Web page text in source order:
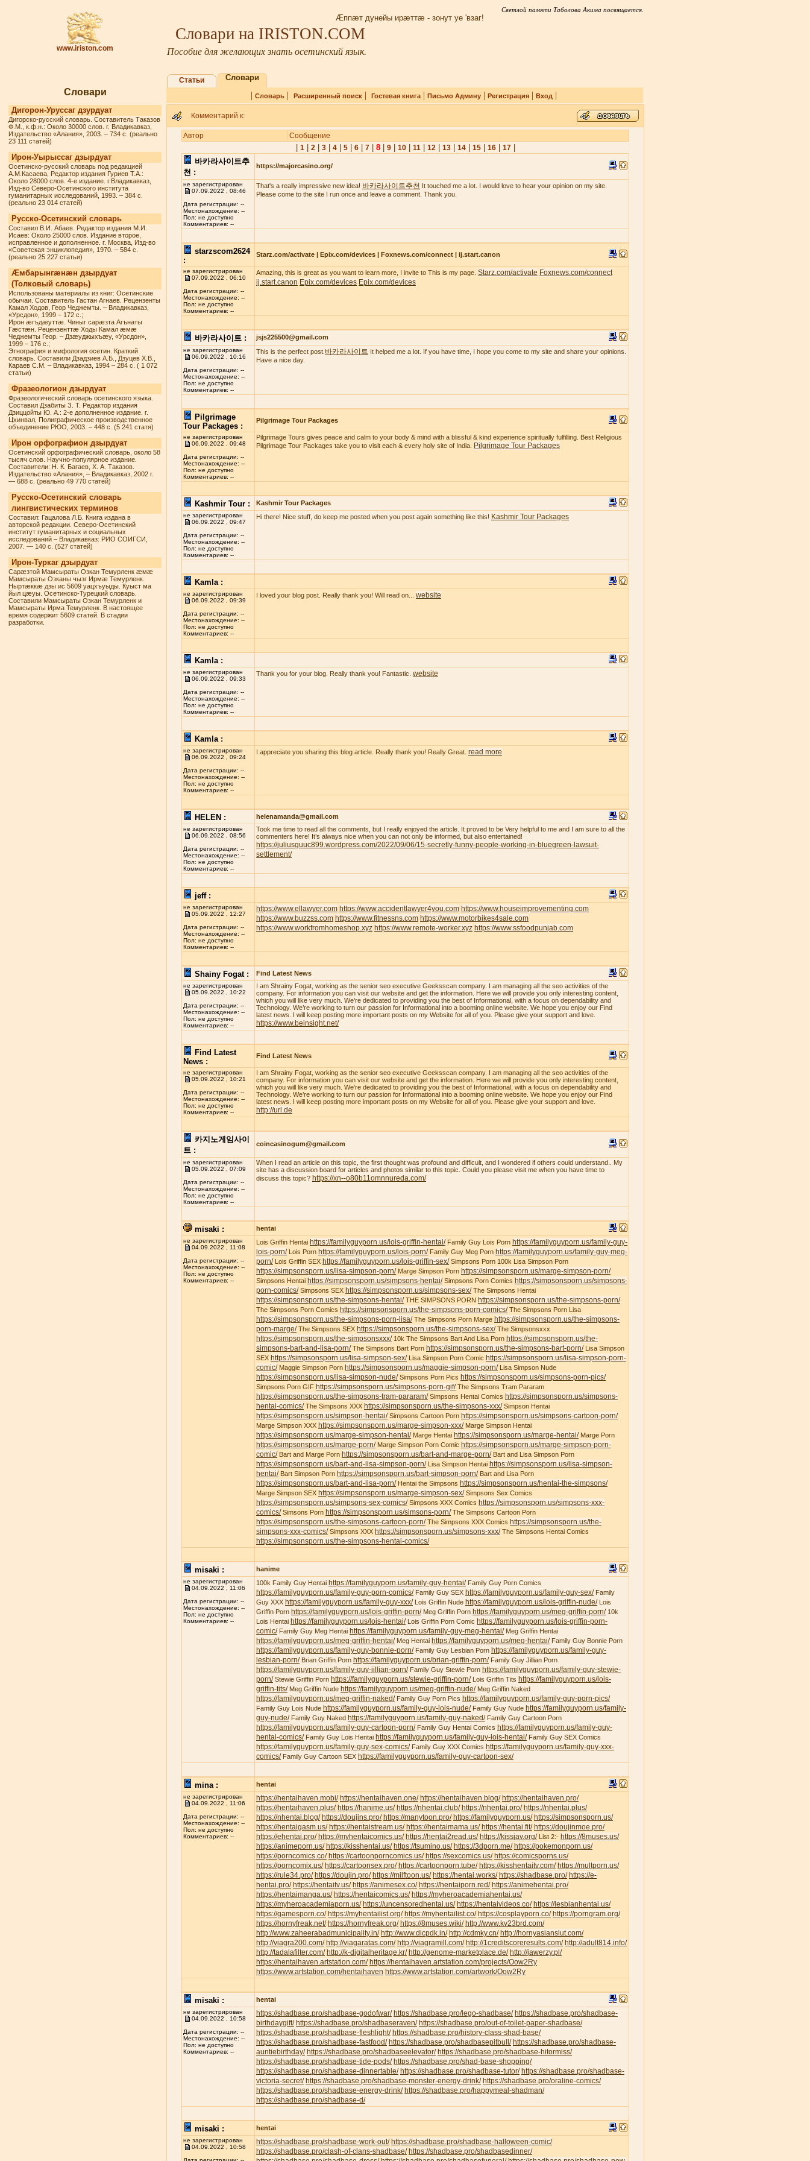
www.iriston.com
Светлой памяти Таболова Акима посвящается.
Æппæт дунейы ирæттæ - зонут уе 'взаг!
Словари на IRISTON.COM
Пособие для желающих знать осетинский язык.
Словари
Дигорон-Уруссаг дзурдуат
Дигорско-русский словарь. Составитель Таказов
Ф.М., к.ф.н.: Около 30000 слов. г. Владикавказ,
Издательство «Алания», 2003. – 734 с. (реально
23 111 статей)
Ирон-Уырыссаг дзырдуат
Осетинско-русский словарь под редакцией
А.М.Касаева, Редактор издания Гуриев Т.А.:
Около 28000 слов. 4-е издание. г.Владикавказ,
Изд-во Северо-Осетинского института
гуманитарных исследований, 1993. – 384 с.
(реально 23 014 статей)
Русско-Осетинский словарь
Составил В.И. Абаев. Редактор издания М.И.
Исаев: Около 25000 слов. Издание второе,
исправленное и дополненное. г. Москва, Изд-во
«Советская энциклопедия», 1970. – 584 с.
(реально 25 227 статьи)
Æмбарынгæнæн дзырдуат
(Толковый словарь)
Использованы материалы из книг: Осетинские
обычаи. Составитель Гастан Агнаев. Рецензенты
Камал Ходов, Геор Чеджемты. – Владикавказ,
«Урсдон», 1999 – 172 с.;
Ирон æгъдæуттæ. Чиныг сарæзта Агънаты
Гæстæн. Рецензенттæ Ходы Камал æмæ
Чеджемты Геор. – Дзæуджыхъæу, «Урсдон»,
1999 – 176 с.;
Этнография и мифология осетин. Краткий
словарь. Составили Дзадзиев А.Б., Дзуцев Х.В.,
Караев С.М. – Владикавказ, 1994 – 284 с. ( 1 072
статьи)
Фразеологион дзырдуат
Фразеологический словарь осетинского языка.
Составил Дзабиты З. Т. Редактор издания
Дзиццойты Ю. А.: 2-е дополненное издание. г.
Цхинвал, Полиграфическое производственное
объединение РЮО, 2003. – 448 с. (5 241 статя)
Ирон орфографион дзырдуат
Осетинский орфографический словарь, около 58
тысяч слов. Научно-популярное издание.
Составители: Н. К. Багаев, Х. А. Таказов.
Издательство «Алания», – Владикавказ, 2002 г.
— 688 с. (реально 49 770 статей)
Русско-Осетинский словарь
лингвистических терминов
Составил: Гацалова Л.Б. Книга издана в
авторской редакции. Северо-Осетинский
институт гуманитарных и социальных
исследований – Владикавказ: РИО СОИГСИ,
2007. — 140 с. (527 статей)
Ирон-Туркаг дзырдуат
Сарæзтой Мамсыраты Озкан Темурленк æмæ
Мамсыраты Озканы чызг Ирмæ Темурленк.
Ныртæккæ дзы ис 5609 уацхъуыды. Куыст ма
йыл цæуы. Осетинско-Турецкий словарь.
Составили Мамсыраты Озкан Темурленк и
Мамсыраты Ирма Темурленк. В настоящее
время содержит 5609 статей. В стадии
разработки.
Статьи Словари
| Словарь| Расширенный поиск| Гостевая книга| Письмо Админу| Регистрация| Вход |
Комментарий к:
Автор Сообщение
1| 2| 3| 4| 5| 6| 7| 8| 9| 10| 11| 12| 13| 14| 15| 16| 17|
바카라사이트추
천 :
https://majorcasino.org/
не зарегистрирован
07.09.2022 , 08:46
Дата регистрации: --
Местонахождение: --
Пол: не доступно
Комментариев: --
That's a really impressive new idea! 바카라사이트추천 It touched me a lot. I would love to hear your opinion on my site.
Please come to the site I run once and leave a comment. Thank you.
starzscom2624
:
Starz.com/activate | Epix.com/devices | Foxnews.com/connect | ij.start.canon
не зарегистрирован
07.09.2022 , 06:10
Дата регистрации: --
Местонахождение: --
Пол: не доступно
Комментариев: --
Amazing, this is great as you want to learn more, I invite to This is my page. Starz.com/activate Foxnews.com/connect
ij.start.canon Epix.com/devices Epix.com/devices
바카라사이트 : jsjs225500@gmail.com
не зарегистрирован
06.09.2022 , 10:16
Дата регистрации: --
Местонахождение: --
Пол: не доступно
Комментариев: --
This is the perfect post. 바카라사이트 It helped me a lot. If you have time, I hope you come to my site and share your opinions.
Have a nice day.
Pilgrimage
Tour Packages :
Pilgrimage Tour Packages
не зарегистрирован
06.09.2022 , 09:48
Дата регистрации: --
Местонахождение: --
Пол: не доступно
Комментариев: --
Pilgrimage Tours gives peace and calm to your body & mind with a blissful & kind experience spiritually fulfilling. Best Religious
Pilgrimage Tour Packages take you to visit each & every holy site of India.
Pilgrimage Tour Packages
Kashmir Tour : Kashmir Tour Packages
не зарегистрирован
06.09.2022 , 09:47
Дата регистрации: --
Местонахождение: --
Пол: не доступно
Комментариев: --
Hi there! Nice stuff, do keep me posted when you post again something like this! Kashmir Tour Packages
Kamla :
не зарегистрирован
06.09.2022 , 09:39
Дата регистрации: --
Местонахождение: --
Пол: не доступно
Комментариев: --
I loved your blog post. Really thank you! Will read on... website
Kamla :
не зарегистрирован
06.09.2022 , 09:33
Дата регистрации: --
Местонахождение: --
Пол: не доступно
Комментариев: --
Thank you for your blog. Really thank you! Fantastic. website
Kamla :
не зарегистрирован
06.09.2022 , 09:24
Дата регистрации: --
Местонахождение: --
Пол: не доступно
Комментариев: --
I appreciate you sharing this blog article. Really thank you! Really Great. read more
HELEN : helenamanda@gmail.com
не зарегистрирован
06.09.2022 , 08:56
Дата регистрации: --
Местонахождение: --
Пол: не доступно
Комментариев: --
Took me time to read all the comments, but I really enjoyed the article. It proved to be Very helpful to me and I am sure to all the
commenters here! It’s always nice when you can not only be informed, but also entertained!
https://juliusguuc899.wordpress.com/2022/09/06/15-secretly-funny-people-working-in-bluegreen-lawsuit-
settlement/
jeff :
не зарегистрирован
05.09.2022 , 12:27
Дата регистрации: --
Местонахождение: --
Пол: не доступно
Комментариев: --
https://www.ellawyer.com https://www.accidentlawyer4you.com https://www.houseimprovementing.com
https://www.buzzss.com https://www.fitnessns.com https://www.motorbikes4sale.com
https://www.workfromhomeshop.xyz https://www.remote-worker.xyz https://www.ssfoodpunjab.com
Shainy Fogat : Find Latest News
не зарегистрирован
05.09.2022 , 10:22
Дата регистрации: --
Местонахождение: --
Пол: не доступно
Комментариев: --
I am Shrainy Fogat, working as the senior seo executive Geeksscan company. I am managing all the seo activities of the
company. For information you can visit our website and get the information. Here we will provide you only interesting content,
which you will like very much. We’re dedicated to providing you the best of Informational, with a focus on dependability and
Technology. We’re working to turn our passion for Informational into a booming online website. We hope you enjoy our Find
latest news. I will keep posting more important posts on my Website for all of you. Please give your support and love.
https://www.beinsight.net/
Find Latest
News :
Find Latest News
не зарегистрирован
05.09.2022 , 10:21
Дата регистрации: --
Местонахождение: --
Пол: не доступно
Комментариев: --
I am Shrainy Fogat, working as the senior seo executive Geeksscan company. I am managing all the seo activities of the
company. For information you can visit our website and get the information. Here we will provide you only interesting content,
which you will like very much. We’re dedicated to providing you the best of Informational, with a focus on dependability and
Technology. We’re working to turn our passion for Informational into a booming online website. We hope you enjoy our Find
latest news. I will keep posting more important posts on my Website for all of you. Please give your support and love.
http://url.de
카지노게임사이
트 :
coincasinogum@gmail.com
не зарегистрирован
05.09.2022 , 07:09
Дата регистрации: --
Местонахождение: --
Пол: не доступно
Комментариев: --
When I read an article on this topic, the first thought was profound and difficult, and I wondered if others could understand.. My
site has a discussion board for articles and photos similar to this topic. Could you please visit me when you have time to
discuss this topic? https://xn--o80b11omnnureda.com/
misaki : hentai
не зарегистрирован
04.09.2022 , 11:08
Дата регистрации: --
Местонахождение: --
Пол: не доступно
Комментариев: --
Lois Griffin Hentai https://familyguyporn.us/lois-griffin-hentai/Family Guy Lois Porn https://familyguyporn.us/family-guy-
lois-porn/Lois Porn https://familyguyporn.us/lois-porn/Family Guy Meg Porn https://familyguyporn.us/family-guy-meg-
porn/Lois Griffin SEX https://familyguyporn.us/lois-griffin-sex/Simpsons Porn 100k Lisa Simpson Porn
https://simpsonsporn.us/lisa-simpson-porn/Marge Simpson Porn https://simpsonsporn.us/marge-simpson-porn/
Simpsons Hentai https://simpsonsporn.us/simpsons-hentai/Simpsons Porn Comics https://simpsonsporn.us/simpsons-
porn-comics/Simpsons SEX https://simpsonsporn.us/simpsons-sex/The Simpsons Hentai
https://simpsonsporn.us/the-simpsons-hentai/THE SIMPSONS PORN https://simpsonsporn.us/the-simpsons-porn/
The Simpsons Porn Comics https://simpsonsporn.us/the-simpsons-porn-comics/The Simpsons Porn Lisa
https://simpsonsporn.us/the-simpsons-porn-lisa/The Simpsons Porn Marge https://simpsonsporn.us/the-simpsons-
porn-marge/The Simpsons SEX https://simpsonsporn.us/the-simpsons-sex/The Simpsonsxxx
https://simpsonsporn.us/the-simpsonsxxx/10k The Simpsons Bart And Lisa Porn https://simpsonsporn.us/the-
simpsons-bart-and-lisa-porn/The Simpsons Bart Porn https://simpsonsporn.us/the-simpsons-bart-porn/Lisa Simpson
SEX https://simpsonsporn.us/lisa-simpson-sex/Lisa Simpson Porn Comic https://simpsonsporn.us/lisa-simpson-porn-
comic/Maggie Simpson Porn https://simpsonsporn.us/maggie-simpson-porn/Lisa Simpson Nude
https://simpsonsporn.us/lisa-simpson-nude/Simpsons Porn Pics https://simpsonsporn.us/simpsons-porn-pics/
Simpsons Porn GIF https://simpsonsporn.us/simpsons-porn-gif/The Simpsons Tram Pararam
https://simpsonsporn.us/the-simpsons-tram-pararam/Simpsons Hentai Comics https://simpsonsporn.us/simpsons-
hentai-comics/The Simpsons XXX https://simpsonsporn.us/the-simpsons-xxx/Simpson Hentai
https://simpsonsporn.us/simpson-hentai/Simpsons Cartoon Porn https://simpsonsporn.us/simpsons-cartoon-porn/
Marge Simpson XXX https://simpsonsporn.us/marge-simpson-xxx/Marge Simpson Hentai
https://simpsonsporn.us/marge-simpson-hentai/Marge Hentai https://simpsonsporn.us/marge-hentai/Marge Porn
https://simpsonsporn.us/marge-porn/Marge Simpson Porn Comic https://simpsonsporn.us/marge-simpson-porn-
comic/Bart and Marge Porn https://simpsonsporn.us/bart-and-marge-porn/Bart and Lisa Simpson Porn
https://simpsonsporn.us/bart-and-lisa-simpson-porn/Lisa Simpson Hentai https://simpsonsporn.us/lisa-simpson-
hentai/Bart Simpson Porn https://simpsonsporn.us/bart-simpson-porn/Bart and Lisa Porn
https://simpsonsporn.us/bart-and-lisa-porn/Hentai the Simpsons https://simpsonsporn.us/hentai-the-simpsons/
Marge Simpson SEX https://simpsonsporn.us/marge-simpson-sex/Simpsons Sex Comics
https://simpsonsporn.us/simpsons-sex-comics/Simpsons XXX Comics https://simpsonsporn.us/simpsons-xxx-
comics/Simsons Porn https://simpsonsporn.us/simsons-porn/The Simpsons Cartoon Porn
https://simpsonsporn.us/the-simpsons-cartoon-porn/The Simpsons XXX Comics https://simpsonsporn.us/the-
simpsons-xxx-comics/Simpsons XXX https://simpsonsporn.us/simpsons-xxx/The Simpsons Hentai Comics
https://simpsonsporn.us/the-simpsons-hentai-comics/
misaki : hanime
не зарегистрирован
04.09.2022 , 11:06
Дата регистрации: --
Местонахождение: --
Пол: не доступно
Комментариев: --
100k Family Guy Hentai https://familyguyporn.us/family-guy-hentai/Family Guy Porn Comics
https://familyguyporn.us/family-guy-porn-comics/Family Guy SEX https://familyguyporn.us/family-guy-sex/Family
Guy XXX https://familyguyporn.us/family-guy-xxx/Lois Griffin Nude https://familyguyporn.us/lois-griffin-nude/Lois
Griffin Porn https://familyguyporn.us/lois-griffin-porn/Meg Griffin Porn https://familyguyporn.us/meg-griffin-porn/10k
Lois Hentai https://familyguyporn.us/lois-hentai/Lois Griffin Porn Comic https://familyguyporn.us/lois-griffin-porn-
comic/Family Guy Meg Hentai https://familyguyporn.us/family-guy-meg-hentai/Meg Griffin Hentai
https://familyguyporn.us/meg-griffin-hentai/Meg Hentai https://familyguyporn.us/meg-hentai/Family Guy Bonnie Porn
https://familyguyporn.us/family-guy-bonnie-porn/Family Guy Lesbian Porn https://familyguyporn.us/family-guy-
lesbian-porn/Brian Griffin Porn https://familyguyporn.us/brian-griffin-porn/Family Guy Jillian Porn
https://familyguyporn.us/family-guy-jillian-porn/Family Guy Stewie Porn https://familyguyporn.us/family-guy-stewie-
porn/Stewie Griffin Porn https://familyguyporn.us/stewie-griffin-porn/Lois Griffin Tits https://familyguyporn.us/lois-
griffin-tits/Meg Griffin Nude https://familyguyporn.us/meg-griffin-nude/Meg Griffin Naked
https://familyguyporn.us/meg-griffin-naked/Family Guy Porn Pics https://familyguyporn.us/family-guy-porn-pics/
Family Guy Lois Nude https://familyguyporn.us/family-guy-lois-nude/Family Guy Nude https://familyguyporn.us/family-
guy-nude/Family Guy Naked https://familyguyporn.us/family-guy-naked/Family Guy Cartoon Porn
https://familyguyporn.us/family-guy-cartoon-porn/Family Guy Hentai Comics https://familyguyporn.us/family-guy-
hentai-comics/Family Guy Lois Hentai https://familyguyporn.us/family-guy-lois-hentai/Family Guy SEX Comics
https://familyguyporn.us/family-guy-sex-comics/Family Guy XXX Comics https://familyguyporn.us/family-guy-xxx-
comics/Family Guy Cartoon SEX https://familyguyporn.us/family-guy-cartoon-sex/
mina : hentai
не зарегистрирован
04.09.2022 , 11:06
Дата регистрации: --
Местонахождение: --
Пол: не доступно
Комментариев: --
https://hentaihaven.mobi/ https://hentaihaven.one/ https://hentaihaven.blog/ https://hentaihaven.pro/
https://hentaihaven.plus/ https://hanime.us/ https://nhentai.club/ https://nhentai.pro/ https://nhentai.plus/
https://nhentai.blog/ https://doujins.pro/ https://manytoon.pro/ https://familyguyporn.us/ https://simpsonsporn.us/
https://hentaigasm.us/ https://hentaistream.us/ https://hentaimama.us/ https://hentai.fit/ https://doujinmoe.pro/
https://ehentai.pro/ https://myhentaicomics.us/ https://hentai2read.us/ https://kissjav.org/List 2:- https://8muses.us/
https://animeporn.us/ https://kisshentai.us/ https://tsumino.us/ https://3dporn.me/ https://pokemonporn.us/
https://porncomics.co/ https://cartoonporncomics.us/ https://sexcomics.us/ https://comicsporns.us/
https://porncomix.us/ https://cartoonsex.pro/ https://cartoonporn.tube/ https://kisshentaitv.com/ https://multporn.us/
https://rule34.pro/ https://doujin.pro/ https://milftoon.us/ https://hentai.works/ https://shadbase.pro/ https://e-
hentai.pro/ https://hentaitv.us/ https://animesex.co/ https://hentaiporn.red/ https://animehentai.pro/
https://hentaimanga.us/ https://hentaicomics.us/ https://myheroacademiahentai.us/
https://myheroacademiaporn.us/ https://uncensoredhentai.us/ https://hentaivideos.co/ https://lesbianhentai.us/
https://gamesporn.co/ https://myhentailist.org/ https://myhentailist.co/ https://cosplayporn.co/ https://porngram.org/
https://hornyfreak.net/ https://hornyfreak.org/ https://8muses.wiki/ http://www.kv23brd.com/
http://www.zaheerabadmunicipality.in/ http://www.dicpdk.in/ http://cdmky.cn/ http://hornyasianslut.com/
http://viagra200.com/ http://viagaratas.com/ http://viagramill.com/ http://1creditscoreresults.com/ http://adult814.info/
http://tadalafilter.com/ http://k-digitalheritage.kr/ http://genome-marketplace.de/ http://jawerzy.pl/
https://hentaihaven.artstation.com/ https://hentaihaven.artstation.com/projects/Oow2Ry
https://www.artstation.com/hentaihaven https://www.artstation.com/artwork/Oow2Ry
misaki : hentai
не зарегистрирован
04.09.2022 , 10:58
Дата регистрации: --
Местонахождение: --
Пол: не доступно
Комментариев: --
https://shadbase.pro/shadbase-godofwar/ https://shadbase.pro/lego-shadbase/ https://shadbase.pro/shadbase-
birthdaygift/ https://shadbase.pro/shadbaseraven/ https://shadbase.pro/out-of-toilet-paper-shadbase/
https://shadbase.pro/shadbase-fleshlight/ https://shadbase.pro/history-class-shad-base/
https://shadbase.pro/shadbase-fastfood/ https://shadbase.pro/shadbasepitbull/ https://shadbase.pro/shadbase-
auntiebirthday/ https://shadbase.pro/shadbaseelevator/ https://shadbase.pro/shadbase-hitormiss/
https://shadbase.pro/shadbase-tide-pods/ https://shadbase.pro/shad-base-shopping/
https://shadbase.pro/shadbase-dinnertable/ https://shadbase.pro/shadbase-tutor/ https://shadbase.pro/shadbase-
victoria-secret/ https://shadbase.pro/shadbase-monster-energy-drink/ https://shadbase.pro/oraline-comics/
https://shadbase.pro/shadbase-energy-drink/ https://shadbase.pro/happymeal-shadman/
https://shadbase.pro/shadbase-d/
misaki : hentai
не зарегистрирован
04.09.2022 , 10:58
https://shadbase.pro/shadbase-work-out/ https://shadbase.pro/shadbase-halloween-comic/
https://shadbase.pro/clash-of-clans-shadbase/ https://shadbase.pro/shadbasedinner/